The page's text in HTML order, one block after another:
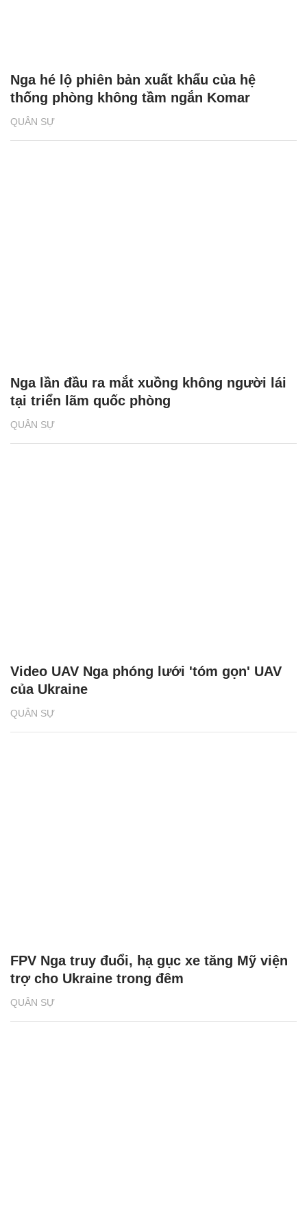
QUÂN SỰ
Nga hé lộ phiên bản xuất khẩu của hệ
thống phòng không tầm ngắn Komar
QUÂN SỰ
Nga lần đầu ra mắt xuồng không người lái
tại triển lãm quốc phòng
QUÂN SỰ
Video UAV Nga phóng lưới 'tóm gọn' UAV
của Ukraine
QUÂN SỰ
FPV Nga truy đuổi, hạ gục xe tăng Mỹ viện
trợ cho Ukraine trong đêm